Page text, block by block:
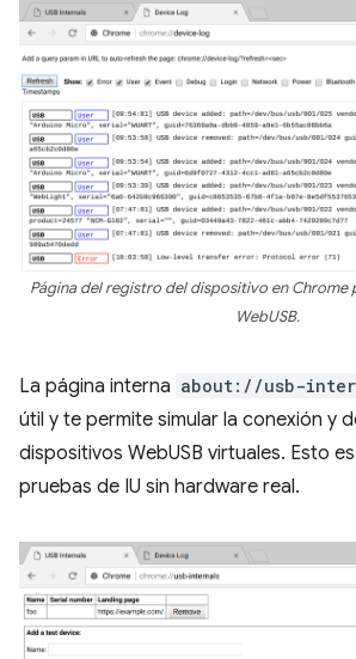
Página del registro del dispositivo en Chrome
WebUSB.
La página interna about://usb-
útil y te permite simular la conexión y
dispositivos WebUSB virtuales. Esto
pruebas de IU sin hardware real.